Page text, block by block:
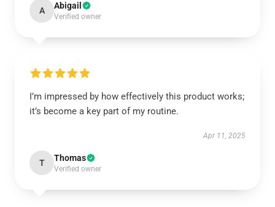
A Abigail
Verified owner
I’m impressed by how effectively this product works;
it’s become a key part of my routine.
Apr 11, 2025
T Thomas
Verified owner